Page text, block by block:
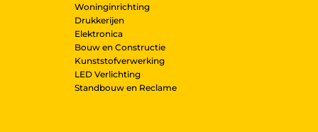
Woninginrichting
Drukkerijen
Elektronica
Bouw en Constructie
Kunststofverwerking
LED Verlichting
Standbouw en Reclame